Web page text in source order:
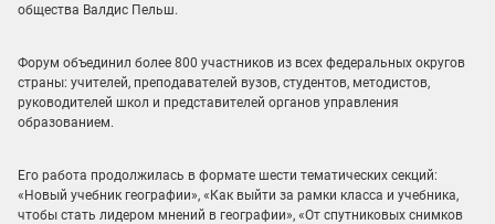
общества Валдис Пельш.
Форум объединил более 800 участников из всех федеральных округов
страны: учителей, преподавателей вузов, студентов, методистов,
руководителей школ и представителей органов управления
образованием.
Его работа продолжилась в формате шести тематических секций:
«Новый учебник географии», «Как выйти за рамки класса и учебника,
чтобы стать лидером мнений в географии», «От спутниковых снимков